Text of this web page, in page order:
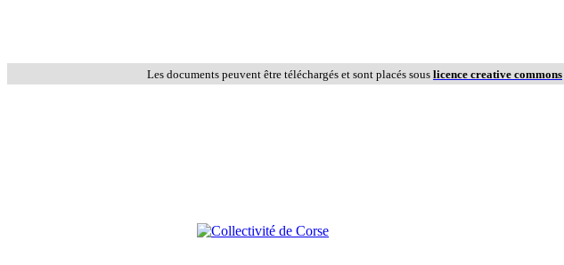
Les documents peuvent être téléchargés et sont placés sous licence creative commons